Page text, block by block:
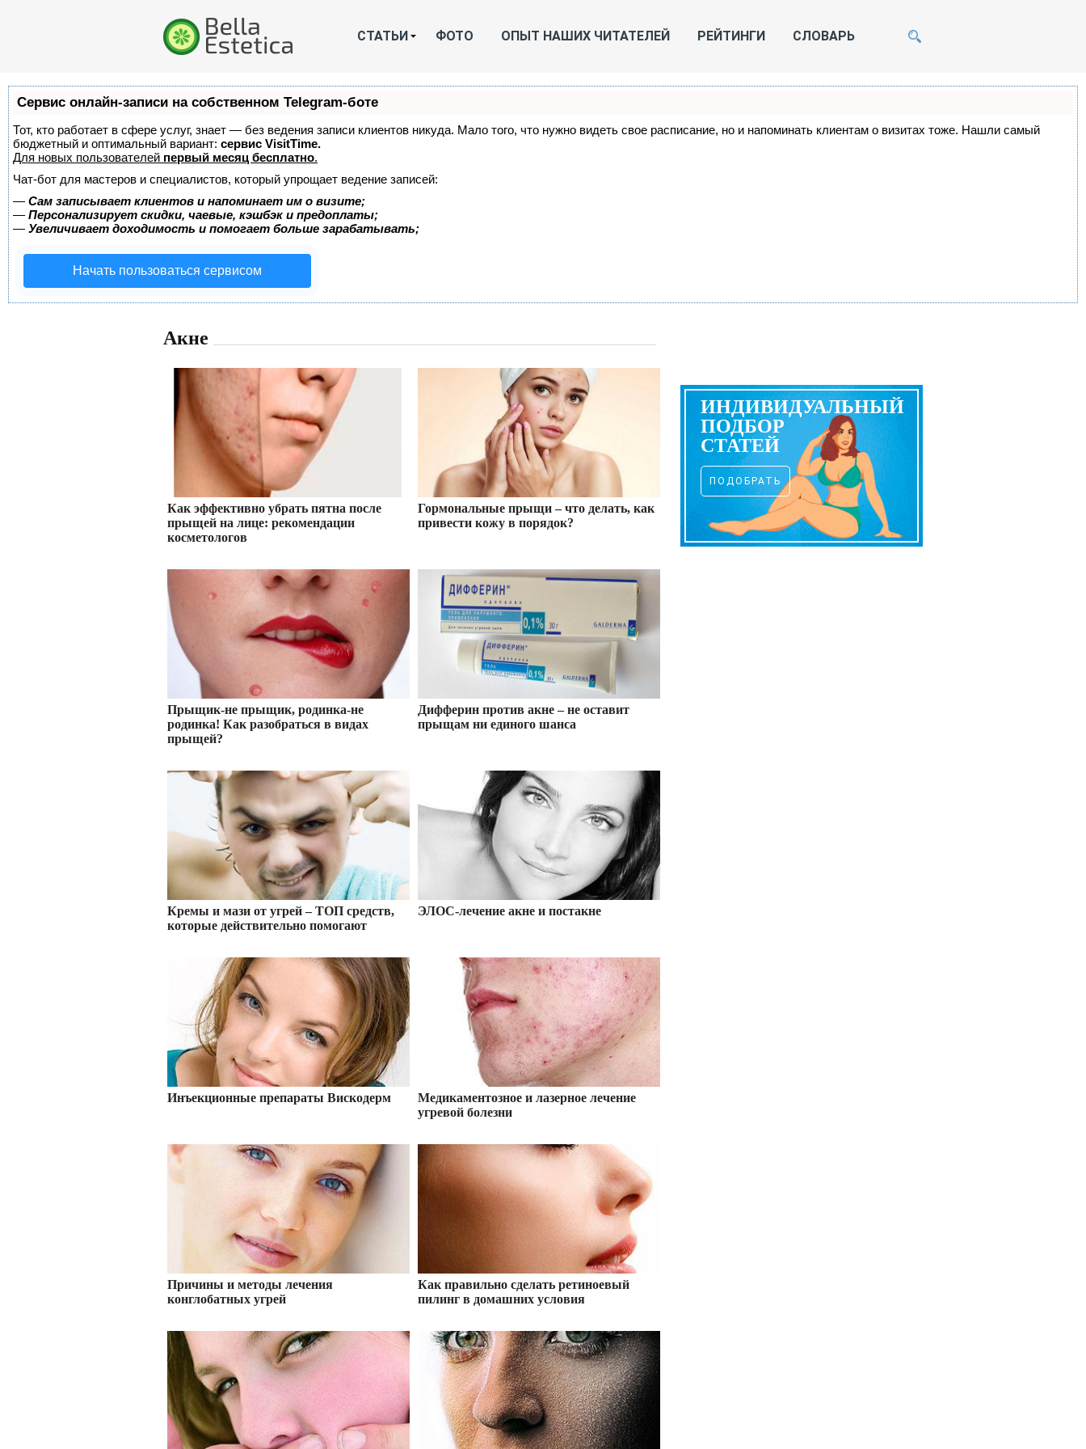
СТАТЬИ ФОТО ОПЫТ НАШИХ ЧИТАТЕЛЕЙ РЕЙТИНГИ СЛОВАРЬ
Сервис онлайн-записи на собственном Telegram-боте
Тот, кто работает в сфере услуг, знает — без ведения записи клиентов никуда. Мало того, что нужно видеть свое расписание, но и напоминать клиентам о визитах тоже. Нашли самый
бюджетный и оптимальный вариант: сервис VisitTime.
Для новых пользователей первый месяц бесплатно.
Чат-бот для мастеров и специалистов, который упрощает ведение записей:
— Сам записывает клиентов и напоминает им о визите;
— Персонализирует скидки, чаевые, кэшбэк и предоплаты;
— Увеличивает доходимость и помогает больше зарабатывать;
Начать пользоваться сервисом
Акне
Как эффективно убрать пятна после
прыщей на лице: рекомендации
косметологов
Гормональные прыщи – что делать, как
привести кожу в порядок?
Прыщик-не прыщик, родинка-не
родинка! Как разобраться в видах
прыщей?
Дифферин против акне – не оставит
прыщам ни единого шанса
Кремы и мази от угрей – ТОП средств,
которые действительно помогают
ЭЛОС-лечение акне и постакне
Инъекционные препараты Вискодерм
Медикаментозное и лазерное лечение
угревой болезни
Причины и методы лечения
конглобатных угрей
Как правильно сделать ретиноевый
пилинг в домашних условия
ИНДИВИДУАЛЬНЫЙ
ПОДБОР
СТАТЕЙ
ПОДОБРАТЬ